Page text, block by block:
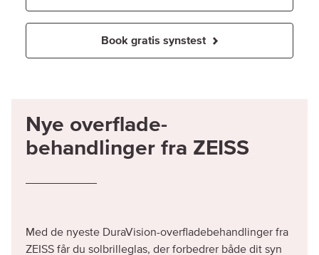
Book gratis synstest
Nye overflade-
behandlinger fra ZEISS
Med de nyeste DuraVision-overfladebehandlinger fra
ZEISS får du solbrilleglas, der forbedrer både dit syn